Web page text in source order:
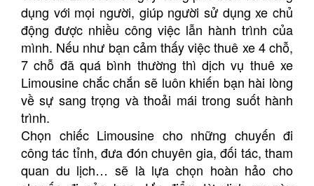
dụng với mọi người, giúp người sử dụng xe chủ
động được nhiều công việc lẫn hành trình của
mình. Nếu như bạn cảm thấy việc thuê xe 4 chỗ,
7 chỗ đã quá bình thường thì dịch vụ thuê xe
Limousine chắc chắn sẽ luôn khiến bạn hài lòng
về sự sang trọng và thoải mái trong suốt hành
trình.
Chọn chiếc Limousine cho những chuyến đi
công tác tỉnh, đưa đón chuyên gia, đối tác, tham
quan du lịch… sẽ là lựa chọn hoàn hảo cho